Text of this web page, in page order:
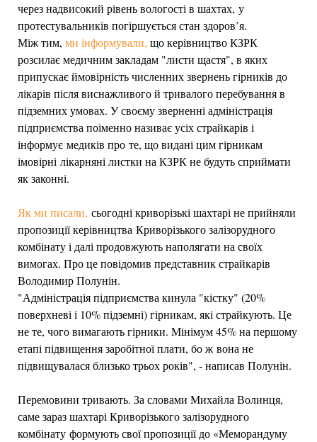
через надвисокий рівень вологості в шахтах, у
протестувальників погіршується стан здоров’я.
Між тим, ми інформували, що керівництво КЗРК
розсилає медичним закладам "листи щастя", в яких
припускає ймовірність численних звернень гірників до
лікарів після виснажливого й тривалого перебування в
підземних умовах. У своєму зверненні адміністрація
підприємства поіменно називає усіх страйкарів і
інформує медиків про те, що видані цим гірникам
імовірні лікарняні листки на КЗРК не будуть сприймати
як законні.
Як ми писали, сьогодні криворізькі шахтарі не прийняли
пропозиції керівництва Криворізького залізорудного
комбінату і далі продовжують наполягати на своїх
вимогах. Про це повідомив представник страйкарів
Володимир Полунін.
"Адміністрація підприємства кинула "кістку" (20%
поверхневі і 10% підземні) гірникам, які страйкують. Це
не те, чого вимагають гірники. Мінімум 45% на першому
етапі підвищення заробітної плати, бо ж вона не
підвищувалася близько трьох років", - написав Полунін.
Перемовини тривають. За словами Михайла Волинця,
саме зараз шахтарі Криворізького залізорудного
комбінату формують свої пропозиції до «Меморандуму